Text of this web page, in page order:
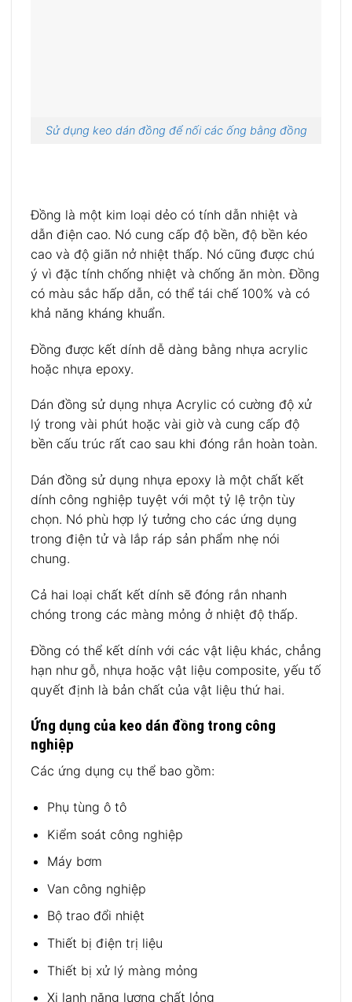
Sử dụng keo dán đồng để nối các ống bằng đồng
Đồng là một kim loại dẻo có tính dẫn nhiệt và
dẫn điện cao. Nó cung cấp độ bền, độ bền kéo
cao và độ giãn nở nhiệt thấp. Nó cũng được chú
ý vì đặc tính chống nhiệt và chống ăn mòn. Đồng
có màu sắc hấp dẫn, có thể tái chế 100% và có
khả năng kháng khuẩn.
Đồng được kết dính dễ dàng bằng nhựa acrylic
hoặc nhựa epoxy.
Dán đồng sử dụng nhựa Acrylic có cường độ xử
lý trong vài phút hoặc vài giờ và cung cấp độ
bền cấu trúc rất cao sau khi đóng rắn hoàn toàn.
Dán đồng sử dụng nhựa epoxy là một chất kết
dính công nghiệp tuyệt với một tỷ lệ trộn tùy
chọn. Nó phù hợp lý tưởng cho các ứng dụng
trong điện tử và lắp ráp sản phẩm nhẹ nói
chung.
Cả hai loại chất kết dính sẽ đóng rắn nhanh
chóng trong các màng mỏng ở nhiệt độ thấp.
Đồng có thể kết dính với các vật liệu khác, chẳng
hạn như gỗ, nhựa hoặc vật liệu composite, yếu tố
quyết định là bản chất của vật liệu thứ hai.
Ứng dụng của keo dán đồng trong công
nghiệp
Các ứng dụng cụ thể bao gồm:
Phụ tùng ô tô
Kiểm soát công nghiệp
Máy bơm
Van công nghiệp
Bộ trao đổi nhiệt
Thiết bị điện trị liệu
Thiết bị xử lý màng mỏng
Xi lanh năng lượng chất lỏng